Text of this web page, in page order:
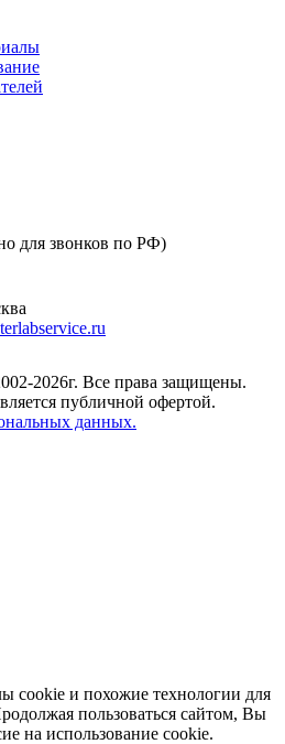
для звонков по РФ)
2026г. Все права защищены.
публичной офертой.
данных.
cookie и похожие технологии для
пользоваться сайтом, Вы
на использование cookie.